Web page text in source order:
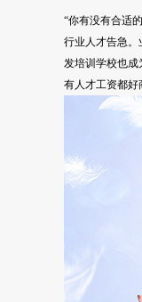
“你有没有合适
行业人才告急。
发培训学校也成
有人才工资都好